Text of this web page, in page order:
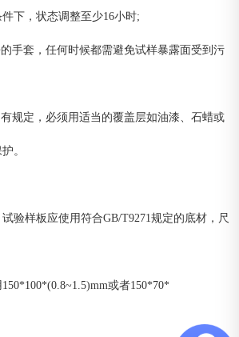
下，状态调整至少16小时;
手套，任何时候都需避免试样暴露面受到污
规定，必须用适当的覆盖层如油漆、石蜡或
。
验样板应使用符合GB/T9271规定的底材，尺
或者150*70*